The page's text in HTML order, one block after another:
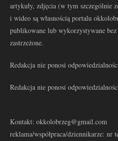
artykuły, zdjęcia (w tym szczególnie
i wideo są własnością portalu
publikowane lub wykorzystywane
zastrzeżone.
Redakcja nie ponosi
Redakcja nie ponosi
Kontakt: okkolobrzeg@gmail.com
reklama/współpraca/dziennikarze: nr